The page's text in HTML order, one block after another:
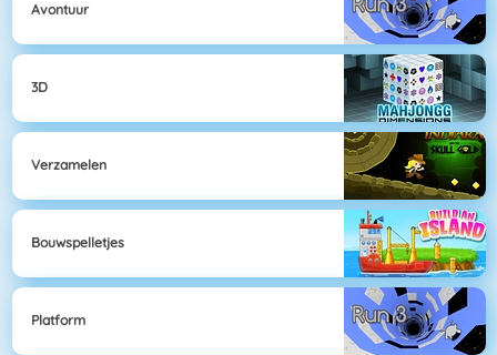
Avontuur
3D
Verzamelen
Bouwspelletjes
Platform